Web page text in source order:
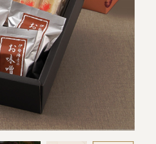
ご結婚式 1.5次会・
二次会
勢海老)
/還暦重/お食い初め重)